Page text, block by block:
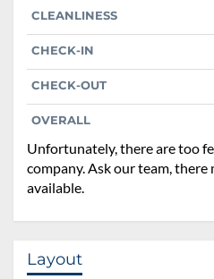
CLEANLINESS
CHECK-IN
CHECK-OUT
OVERALL
Unfortunately, there are too
company. Ask our team,
available.
Layout